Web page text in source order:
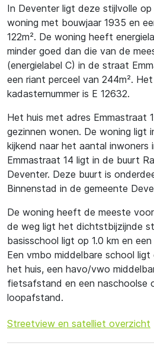
In Deventer ligt deze stijlvolle op
woning met bouwjaar 1935 en
122m². De woning heeft
minder goed dan die van de
(energielabel C) in de straat
een riant perceel van 244m².
kadasternummer is E 12632.
Het huis met adres Emmastraat
gezinnen wonen. De woning ligt
kijkend naar het aantal inwoners
Emmastraat 14 ligt in de buurt
Deventer. Deze buurt is
Binnenstad in de gemeente
De woning heeft de meeste
de weg ligt het dichtstbijzijnde
basisschool ligt op 1.0 km en
Een vmbo middelbare school
het huis, een havo/vwo
fietsafstand en een naschoolse
loopafstand.
Streetview en satelliet overzicht